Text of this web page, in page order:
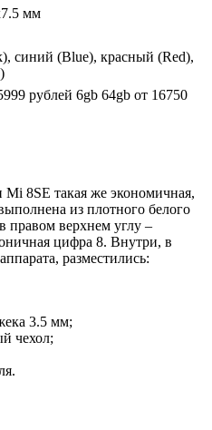
мм
синий (Blue), красный (Red),
рублей 6gb 64gb от 16750
8SE такая же экономичная,
из плотного белого
правом верхнем углу –
цифра 8. Внутри, в
разместились:
3.5 мм;
чехол;